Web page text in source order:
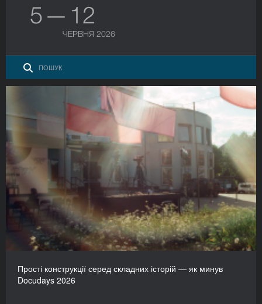
5 — 12
ЧЕРВНЯ 2026
Прості конструкції серед складних історій — як минув
Docudays 2026